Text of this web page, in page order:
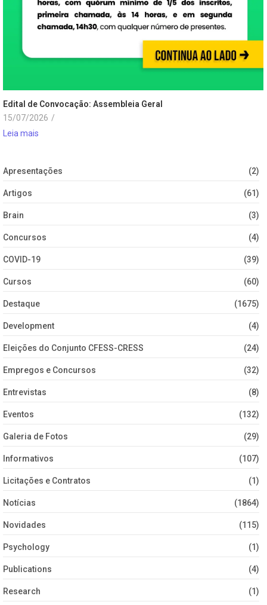
Edital de Convocação: Assembleia Geral
15/07/2026 /
Leia mais
Apresentações (2)
Artigos (61)
Brain (3)
Concursos (4)
COVID-19 (39)
Cursos (60)
Destaque (1675)
Development (4)
Eleições do Conjunto CFESS-CRESS (24)
Empregos e Concursos (32)
Entrevistas (8)
Eventos (132)
Galeria de Fotos (29)
Informativos (107)
Licitações e Contratos (1)
Notícias (1864)
Novidades (115)
Psychology (1)
Publications (4)
Research (1)